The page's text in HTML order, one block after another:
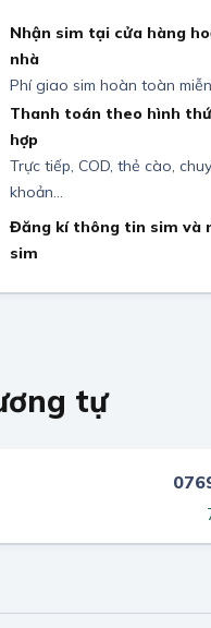
Nhận sim tại cửa hàng
nhà
Phí giao sim hoàn toàn
Thanh toán theo hình
hợp
Trực tiếp, COD, thẻ cào,
khoản...
Đăng kí thông tin sim và
sim
tự